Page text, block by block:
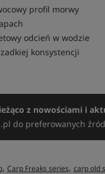
profil morwy
odcień w wodzie
konsystencji
z nowościami i
do preferowanych
, Carp Freaks series, carp old